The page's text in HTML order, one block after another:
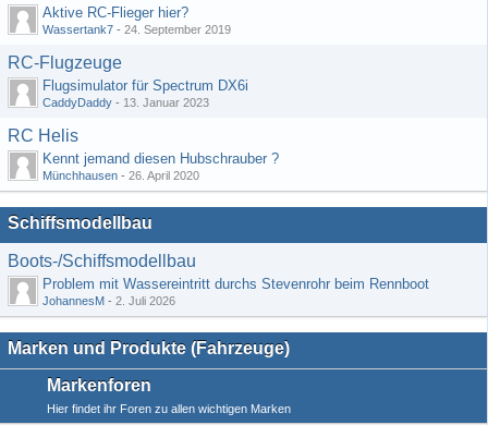
Aktive RC-Flieger hier?
Wassertank7 - 24. September 2019
RC-Flugzeuge
Flugsimulator für Spectrum DX6i
CaddyDaddy - 13. Januar 2023
RC Helis
Kennt jemand diesen Hubschrauber ?
Münchhausen - 26. April 2020
Schiffsmodellbau
Boots-/Schiffsmodellbau
Problem mit Wassereintritt durchs Stevenrohr beim Rennboot
JohannesM - 2. Juli 2026
Marken und Produkte (Fahrzeuge)
Markenforen
Hier findet ihr Foren zu allen wichtigen Marken